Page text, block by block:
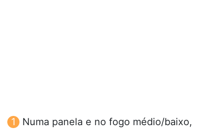
Numa panela e no fogo médio/baixo,